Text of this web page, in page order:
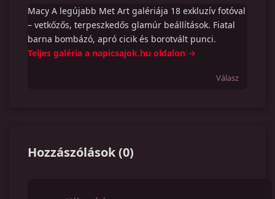
Macy A legújabb Met Art galériája 18 exkluzív fotóval
– vetkőzős, terpeszkedős glamúr beállítások. Fiatal
barna bombázó, apró cicik és borotvált punci.
Teljes galéria a napicsajok.hu oldalon →
Válasz
Hozzászólások(0)